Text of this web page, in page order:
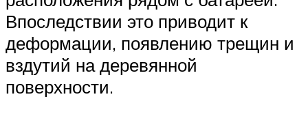
Впоследствии это приводит к
деформации, появлению трещин и
вздутий на деревянной
поверхности.